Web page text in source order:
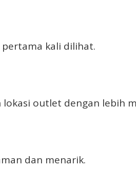
kali dilihat.
outlet dengan lebih
dan menarik.